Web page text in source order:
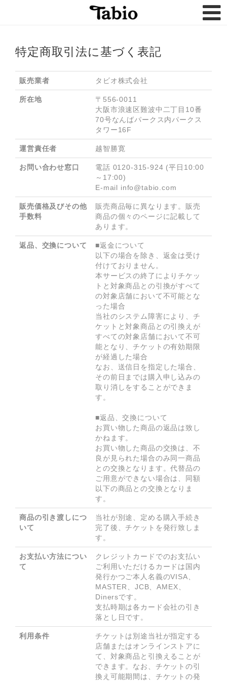
トップページ
購入履歴
法人のお客様
特定商取引法に基づく表記
販売業者 タビオ株式会社
所在地
〒556-0011
大阪市浪速区難波中二丁目10番
70号なんばパークス内パークス
タワー16F
運営責任者 越智勝寛
お問い合わせ窓口
電話 0120-315-924 (平日10:00
～17:00)
E-mail info@tabio.com
販売価格及びその他
手数料
販売商品毎に異なります。販売
商品の個々のページに記載して
あります。
返品、交換について
■返金について
以下の場合を除き、返金は受け
付けておりません。
本サービスの終了によりチケッ
トと対象商品との引換がすべて
の対象店舗において不可能とな
った場合
当社のシステム障害により、チ
ケットと対象商品との引換えが
すべての対象店舗において不可
能となり、チケットの有効期限
が経過した場合
なお、送信日を指定した場合、
その前日までは購入申し込みの
取り消しをすることができま
す。
■返品、交換について
お買い物した商品の返品は致し
かねます。
お買い物した商品の交換は、不
良が見られた場合のみ同一商品
との交換となります。代替品の
ご用意ができない場合は、同額
以下の商品との交換となりま
す。
商品の引き渡しにつ
いて
当社が別途、定める購入手続き
完了後、チケットを発行致しま
す。
お支払い方法につい
て
クレジットカードでのお支払い
ご利用いただけるカードは国内
発行かつご本人名義のVISA、
MASTER、JCB、AMEX、
Dinersです。
支払時期は各カード会社の引き
落とし日です。
利用条件
チケットは別途当社が指定する
店舗またはオンラインストアに
て、対象商品と引換えることが
できます。なお、チケットの引
換え可能期間は、チケットの発